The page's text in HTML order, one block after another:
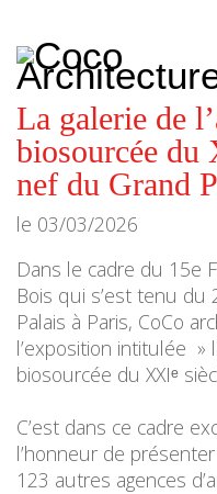
Architecture
urbanisme,
etc.
La galerie de
biosourcée du
nef du Grand
le 03/03/2026
Dans le cadre du 15e
Bois qui s’est tenu du
Palais à Paris, CoCo
l’exposition intitulée »
biosourcée du XXIᵉ
C’est dans ce cadre
l’honneur de
123 autres agences